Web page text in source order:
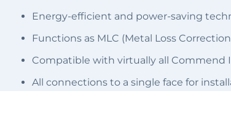
Energy-efficient and power-saving
Functions as MLC (Metal Loss
Compatible with virtually all Commend
All connections to a single face for